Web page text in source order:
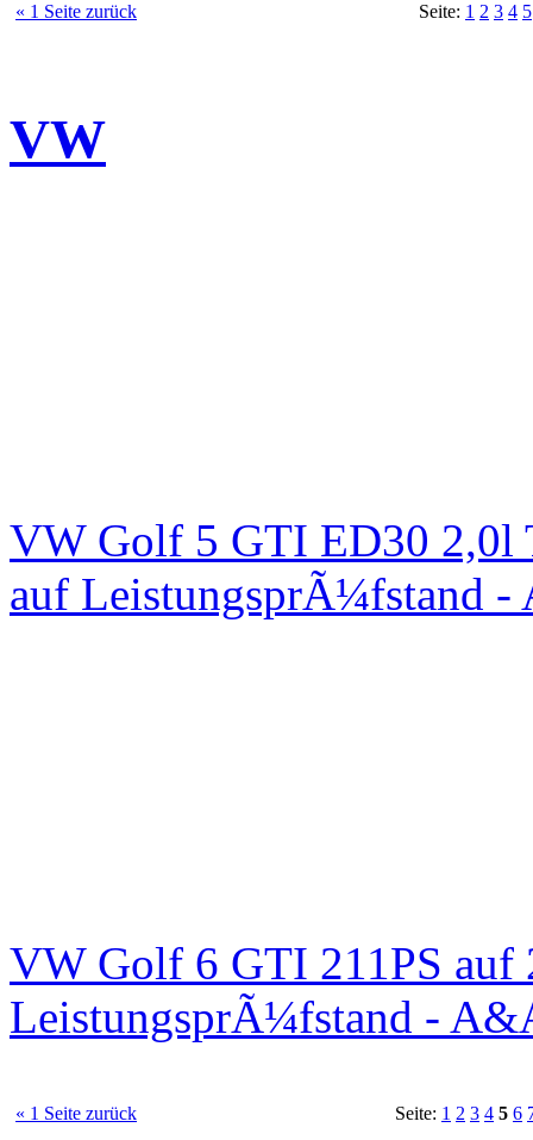
« 1 Seite zurück Seite: 1 2 3 4 5
VW
VW Golf 5 GTI ED30 2,0l
auf LeistungsprÃ¼fstand
VW Golf 6 GTI 211PS auf
LeistungsprÃ¼fstand -
« 1 Seite zurück Seite: 1 2 3 4 5 6